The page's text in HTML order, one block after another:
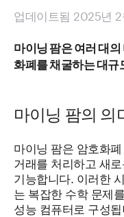
업데이트됨 2025년
마이닝 팜은 여러 대
화폐를 채굴하는 대규
마이닝 팜의 의
마이닝 팜은 암호화
거래를 처리하고 새
기능합니다. 이러한
는 복잡한 수학 문제
성능 컴퓨터로 구성됩